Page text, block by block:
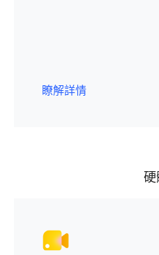
瞭解詳情
硬